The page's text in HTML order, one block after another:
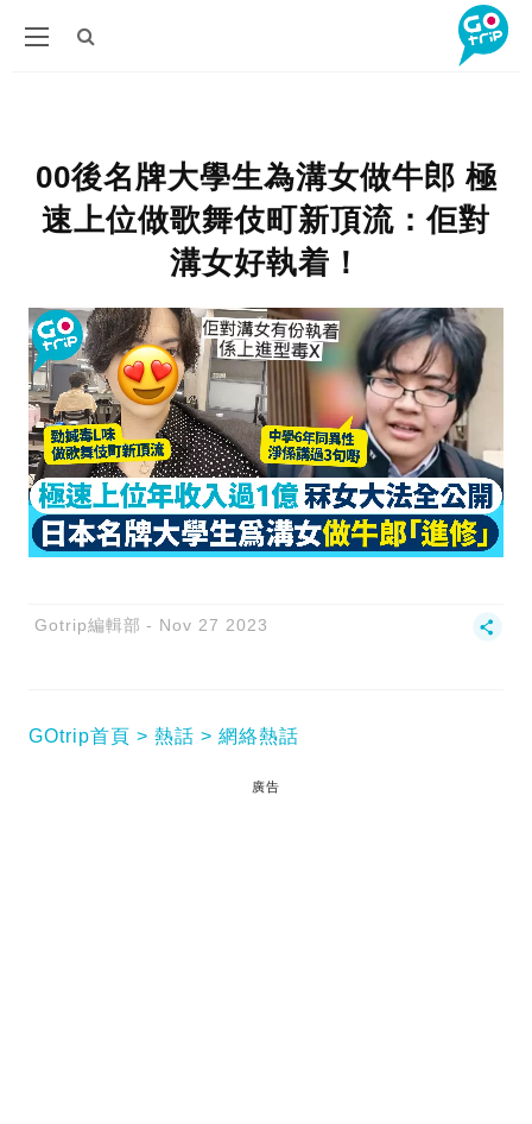
00後名牌大學生為溝女做牛郎 極
速上位做歌舞伎町新頂流：佢對
溝女好執着！
Gotrip編輯部 Nov 27 2023
GOtrip首頁 熱話 網絡熱話
廣告